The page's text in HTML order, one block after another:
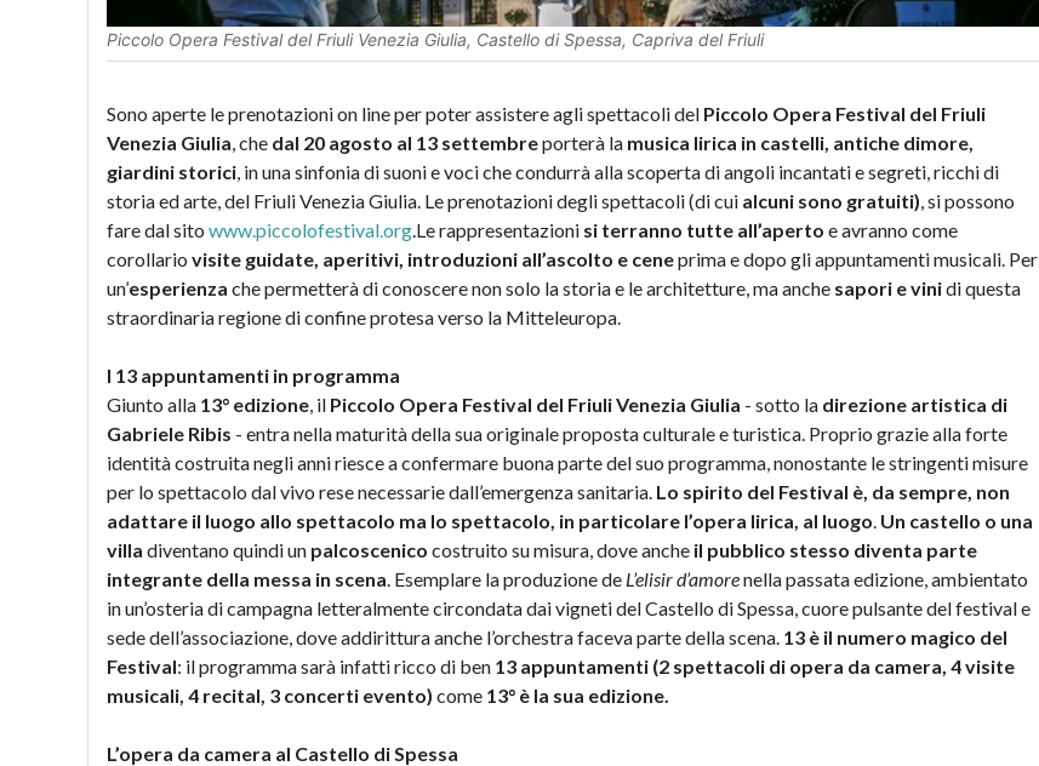
Piccolo Opera Festival del Friuli Venezia Giulia, Castello di Spessa, Capriva del Friuli
Sono aperte le prenotazioni on line per poter assistere agli spettacoli del Piccolo Opera Festival del Friuli
Venezia Giulia , che dal 20 agosto al 13 settembreporterà la musica lirica in castelli, antiche dimore,
giardini storici , in una sinfonia di suoni e voci che condurrà alla scoperta di angoli incantati e segreti, ricchi di
storia ed arte, del Friuli Venezia Giulia. Le prenotazioni degli spettacoli (di cui alcuni sono gratuiti) , si possono
fare dal sito www.piccolofestival.org .Le rappresentazioni si terranno tutte all’aperto e avranno come
corollario visite guidate, aperitivi, introduzioni all’ascolto e ceneprima e dopo gli appuntamenti musicali. Per
un’esperienza che permetterà di conoscere non solo la storia e le architetture, ma anche sapori e vinidi questa
straordinaria regione di confine protesa verso la Mitteleuropa.
I 13 appuntamenti in programma
Giunto alla 13° edizione , il Piccolo Opera Festival del Friuli Venezia Giulia - sotto la direzione artistica di
Gabriele Ribis - entra nella maturità della sua originale proposta culturale e turistica. Proprio grazie alla forte
identità costruita negli anni riesce a confermare buona parte del suo programma, nonostante le stringenti misure
per lo spettacolo dal vivo rese necessarie dall’emergenza sanitaria. Lo spirito del Festival è, da sempre, non
adattare il luogo allo spettacolo ma lo spettacolo, in particolare l’opera lirica, al luogo Un castello o una
villa diventano quindi un palcoscenico costruito su misura, dove anche il pubblico stesso diventa parte
integrante della messa in scena . Esemplare la produzione de L’elisir d’amorenella passata edizione, ambientato
in un’osteria di campagna letteralmente circondata dai vigneti del Castello di Spessa, cuore pulsante del festival e
sede dell’associazione, dove addirittura anche l’orchestra faceva parte della scena. 13 è il numero magico del
Festival: il programma sarà infatti ricco di ben 13 appuntamenti (2 spettacoli di opera da camera, 4 visite
musicali, 4 recital, 3 concerti evento) come 13° è la sua edizione.
L’opera da camera al Castello di Spessa